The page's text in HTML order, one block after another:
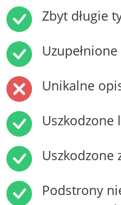
Zbyt długie
Unikalne
Uszkodzone
Uszkodzone
Podstrony